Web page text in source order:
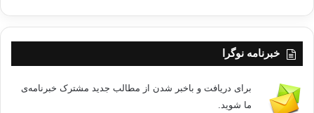
خبرنامه نوگرا
برای دریافت و باخبر شدن از مطالب جدید مشترک خبرنامه‌ی
ما شوید.